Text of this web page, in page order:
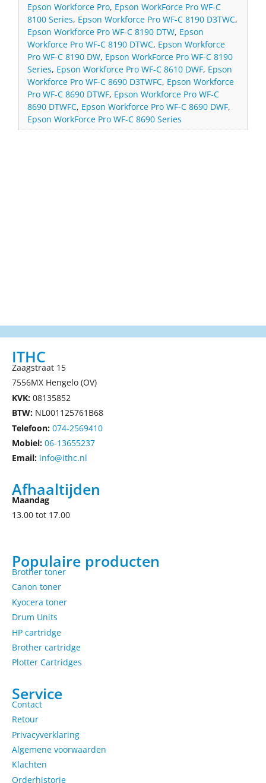
Epson Workforce Pro, Epson WorkForce Pro WF-C
8100 Series, Epson Workforce Pro WF-C 8190 D3TWC,
Epson Workforce Pro WF-C 8190 DTW, Epson
Workforce Pro WF-C 8190 DTWC, Epson Workforce
Pro WF-C 8190 DW, Epson WorkForce Pro WF-C 8190
Series, Epson Workforce Pro WF-C 8610 DWF, Epson
Workforce Pro WF-C 8690 D3TWFC, Epson Workforce
Pro WF-C 8690 DTWF, Epson Workforce Pro WF-C
8690 DTWFC, Epson Workforce Pro WF-C 8690 DWF,
Epson WorkForce Pro WF-C 8690 Series
ITHC
Zaagstraat 15
7556MX Hengelo (OV)
KVK: 08135852
BTW: NL001125761B68
Telefoon: 074-2569410
Mobiel: 06-13655237
Email: info@ithc.nl
Afhaaltijden
Maandag
13.00 tot 17.00
Populaire producten
Brother toner
Canon toner
Kyocera toner
Drum Units
HP cartridge
Brother cartridge
Plotter Cartridges
Service
Contact
Retour
Privacyverklaring
Algemene voorwaarden
Klachten
Orderhistorie